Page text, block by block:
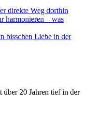
20 Jahren tief in der